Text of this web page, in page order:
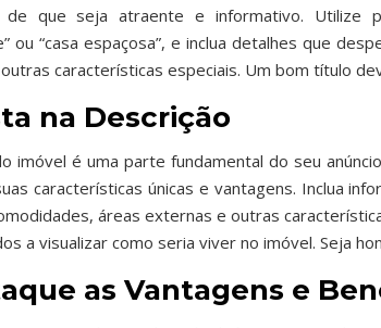
de que seja atraente e informativo. Utilize
ou “casa espaçosa”, e inclua detalhes que
características especiais. Um bom título
na Descrição
imóvel é uma parte fundamental do seu
características únicas e vantagens. Inclua
áreas externas e outras
a visualizar como seria viver no imóvel. Seja
as Vantagens e